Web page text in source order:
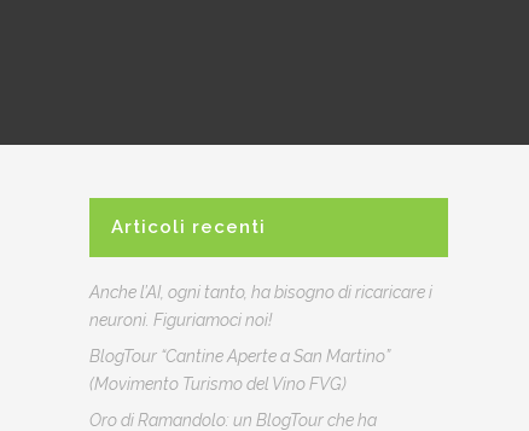
Articoli recenti
Anche l’AI, ogni tanto, ha bisogno di ricaricare i
neuroni. Figuriamoci noi!
BlogTour “Cantine Aperte a San Martino”
(Movimento Turismo del Vino FVG)
Oro di Ramandolo: un BlogTour che ha